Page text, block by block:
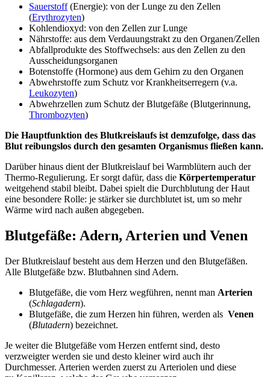
Sauerstoff(Energie): von der Lunge zu den Zellen
(Erythrozyten)
Kohlendioxyd: von den Zellen zur Lunge
Nährstoffe: aus dem Verdauungstrakt zu den Organen/Zellen
Abfallprodukte des Stoffwechsels: aus den Zellen zu den
Ausscheidungsorganen
Botenstoffe (Hormone) aus dem Gehirn zu den Organen
Abwehrstoffe zum Schutz vor Krankheitserregern (v.a.
Leukozyten)
Abwehrzellen zum Schutz der Blutgefäße (Blutgerinnung,
Thrombozyten)
Die Hauptfunktion des Blutkreislaufs ist demzufolge, dass das
Blut reibungslos durch den gesamten Organismus fließen kann.
Darüber hinaus dient der Blutkreislauf bei Warmblütern auch der
Thermo-Regulierung. Er sorgt dafür, dass die Körpertemperatur
weitgehend stabil bleibt. Dabei spielt die Durchblutung der Haut
eine besondere Rolle: je stärker sie durchblutet ist, um so mehr
Wärme wird nach außen abgegeben.
Blutgefäße: Adern, Arterien und Venen
Der Blutkreislauf besteht aus dem Herzen und den Blutgefäßen.
Alle Blutgefäße bzw. Blutbahnen sind Adern.
Blutgefäße, die vom Herz wegführen, nennt man Arterien
(Schlagadern).
Blutgefäße, die zum Herzen hin führen, werden als Venen
(Blutadern) bezeichnet.
Je weiter die Blutgefäße vom Herzen entfernt sind, desto
verzweigter werden sie und desto kleiner wird auch ihr
Durchmesser. Arterien werden zuerst zu Arteriolen und diese